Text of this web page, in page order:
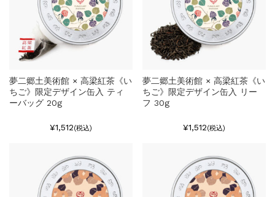
夢二郷土美術館 × 高梁紅茶《い
ちご》限定デザイン缶入 ティ
ーバッグ 20g
¥1,512(税込)
夢二郷土美術館 × 高梁紅茶《い
ちご》限定デザイン缶入 リー
フ 30g
¥1,512(税込)